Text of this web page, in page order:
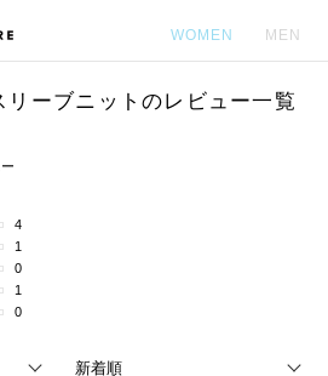
WOMEN MEN
リーブニットのレビュー一覧
4
1
0
1
0